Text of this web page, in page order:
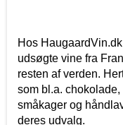
Hos
udsøgte vine fra
resten af verden.
som bl.a.
småkager og
deres udvalg.